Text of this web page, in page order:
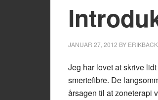
JANUAR 27, 2012 BY ERIKBACK
Jeg har lovet at skrive
smertefibre. De
årsagen til at zoneterapi